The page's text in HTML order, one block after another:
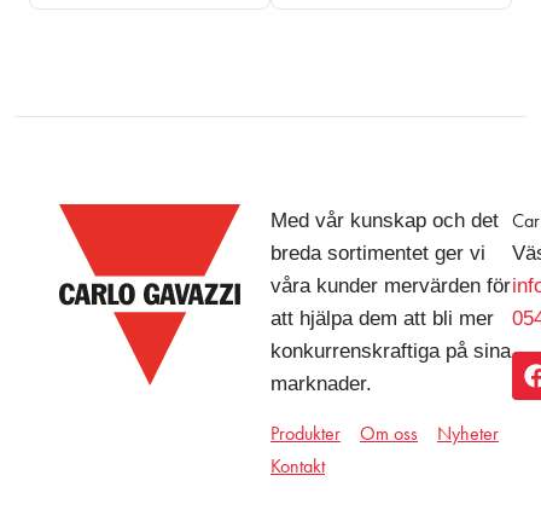
Med vår kunskap och det
breda sortimentet ger vi
våra kunder mervärden för
att hjälpa dem att bli mer
konkurrenskraftiga på sina
marknader.
Produkter Om oss
Nyheter
Kontakt